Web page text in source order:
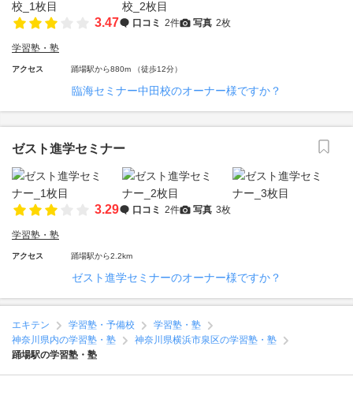
3.47 口コミ 2件 写真 2枚
学習塾・塾
アクセス 踊場駅から880m （徒歩12分）
臨海セミナー中田校のオーナー様ですか？
ゼスト進学セミナー
3.29 口コミ 2件 写真 3枚
学習塾・塾
アクセス 踊場駅から2.2km
ゼスト進学セミナーのオーナー様ですか？
エキテン 学習塾・予備校
学習塾・塾
神奈川県内の学習塾・塾
神奈川県横浜市泉区の学習塾・塾
踊場駅の学習塾・塾